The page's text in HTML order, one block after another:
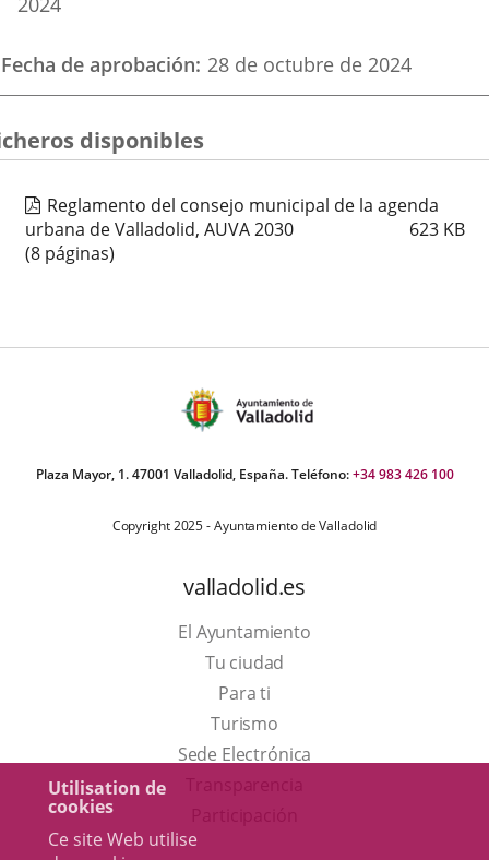
Utilisation de
cookies
Ce site Web utilise
Fecha de aprobación 28 de octubre de 2024
disponibles
Reglamento del consejo municipal de la agenda
urbana de Valladolid, AUVA 2030
623 KB
(8 páginas)
Plaza Mayor, 1. 47001 Valladolid, España. Teléfono:+34 983 426 100
Copyright 2025 - Ayuntamiento de Valladolid
valladolid.es
El Ayuntamiento
Tu ciudad
Para ti
TurismoEste
enlace
Sede Electrónica